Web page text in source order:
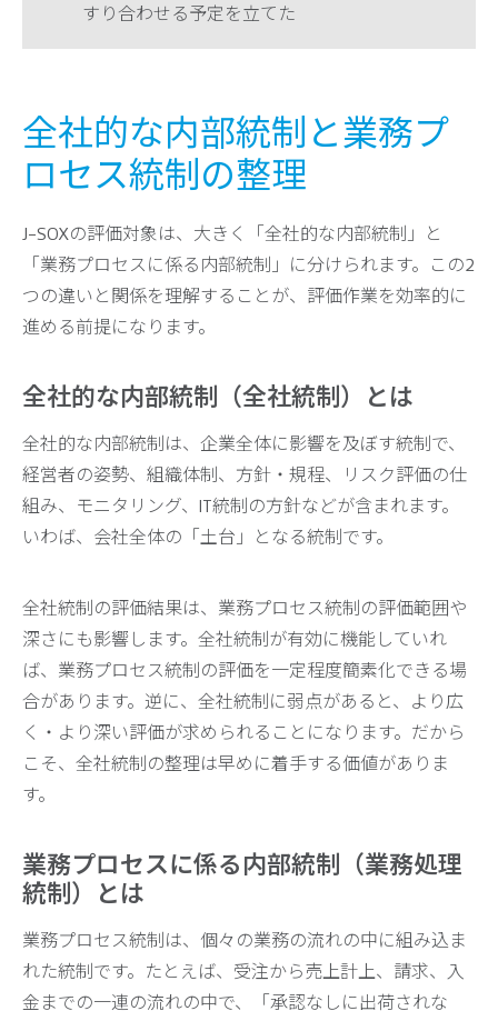
すり合わせる予定を立てた
全社的な内部統制と業務プ
ロセス統制の整理
J-SOXの評価対象は、大きく「全社的な内部統制」と
「業務プロセスに係る内部統制」に分けられます。この2
つの違いと関係を理解することが、評価作業を効率的に
進める前提になります。
全社的な内部統制（全社統制）とは
全社的な内部統制は、企業全体に影響を及ぼす統制で、
経営者の姿勢、組織体制、方針・規程、リスク評価の仕
組み、モニタリング、IT統制の方針などが含まれます。
いわば、会社全体の「土台」となる統制です。
全社統制の評価結果は、業務プロセス統制の評価範囲や
深さにも影響します。全社統制が有効に機能していれ
ば、業務プロセス統制の評価を一定程度簡素化できる場
合があります。逆に、全社統制に弱点があると、より広
く・より深い評価が求められることになります。だから
こそ、全社統制の整理は早めに着手する価値がありま
す。
業務プロセスに係る内部統制（業務処理
統制）とは
業務プロセス統制は、個々の業務の流れの中に組み込ま
れた統制です。たとえば、受注から売上計上、請求、入
金までの一連の流れの中で、「承認なしに出荷されな